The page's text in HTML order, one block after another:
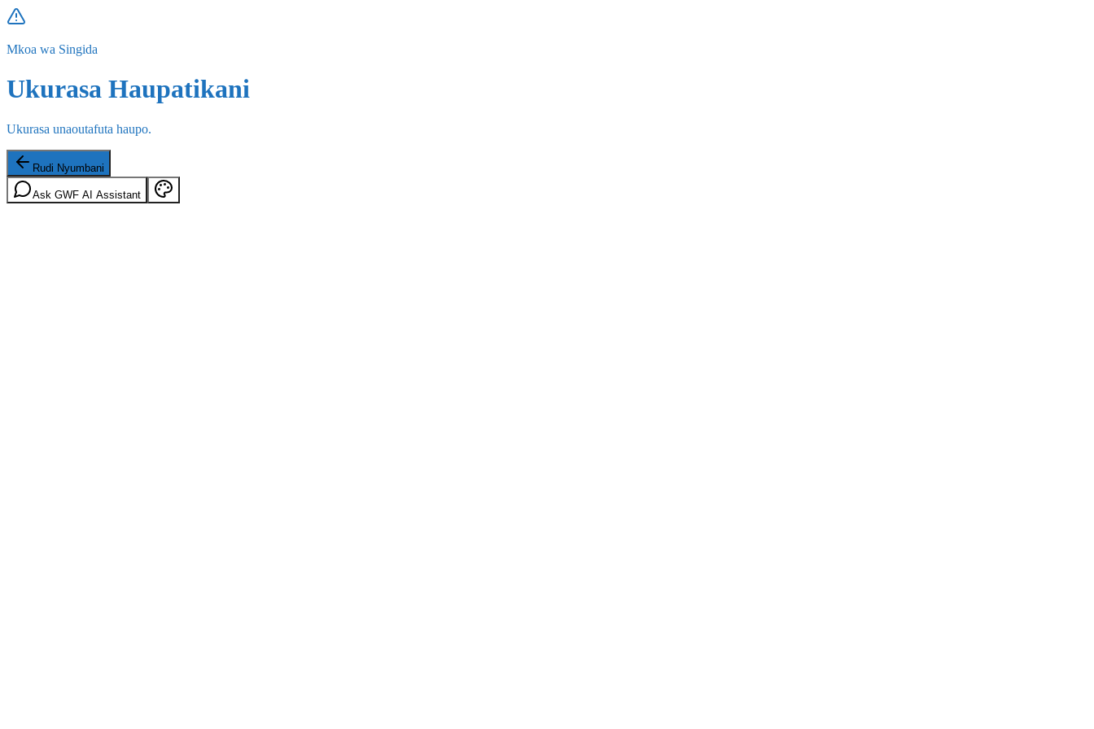
Mkoa wa Singida
Ukurasa Haupatikani
Ukurasa unaoutafuta haupo.
Rudi Nyumbani
Ask GWF AI Assistant